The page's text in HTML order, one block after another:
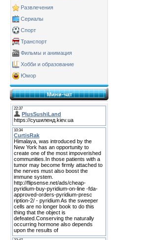
Развлечения
Сериалы
Спорт
Транспорт
Фильмы и анимация
Хобби и образование
Юмор
Мини-чат